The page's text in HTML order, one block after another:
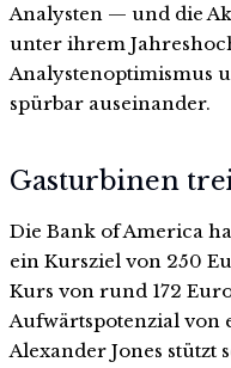
Analysten — und die
unter ihrem
Analystenoptimismus
spürbar auseinander.
Gasturbinen
Die Bank of America
ein Kursziel von 250
Kurs von rund 172
Aufwärtspotenzial von
Alexander Jones stützt